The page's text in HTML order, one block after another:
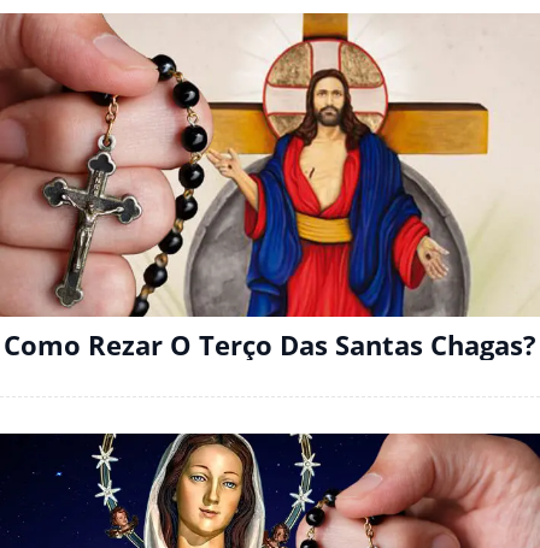
Como Rezar O Terço Das Santas Chagas?